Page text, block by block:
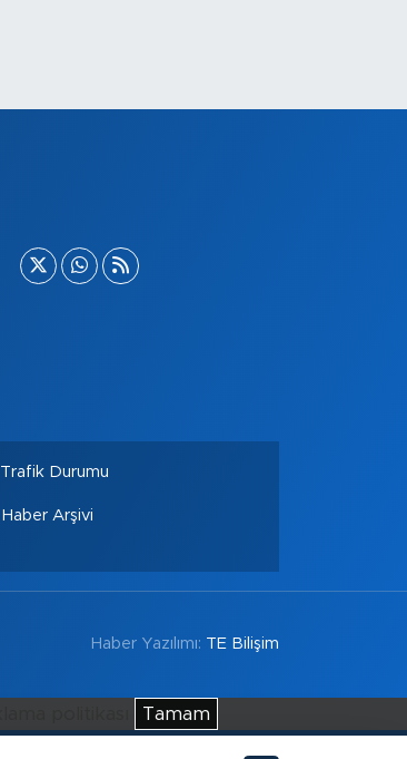
Trafik Durumu
Haber Arşivi
Haber Yazılımı: TE Bilişim
Tamam